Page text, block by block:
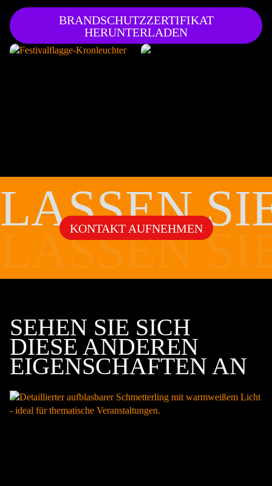
BRANDSCHUTZZERTIFIKAT
HERUNTERLADEN
LASSEN
LASSEN
KONTAKT AUFNEHMEN
SEHEN SIE SICH
DIESE ANDEREN
EIGENSCHAFTEN AN